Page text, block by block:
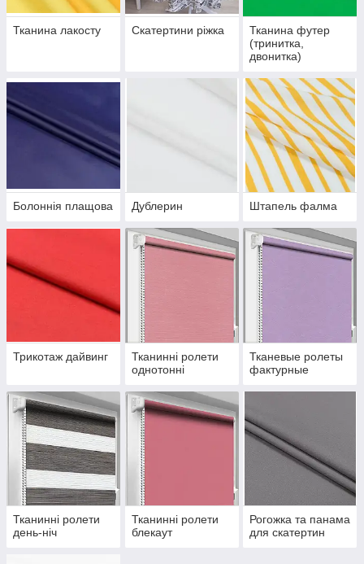
Тканина лакосту Скатертини ріжка
Тканина футер
(тринитка,
двонитка)
Болоннія плащова Дублерин Штапель фалма
Трикотаж дайвинг
Тканинні ролети
однотонні
Тканевые ролеты
фактурные
Тканинні ролети
день-ніч
Тканинні ролети
блекаут
Рогожка та панама
для скатертин